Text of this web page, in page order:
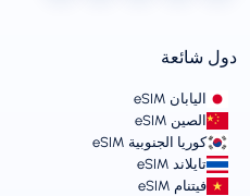
دول شائعة
اليابان eSIM
الصين eSIM
كوريا الجنوبية eSIM
تايلاند eSIM
فيتنام eSIM